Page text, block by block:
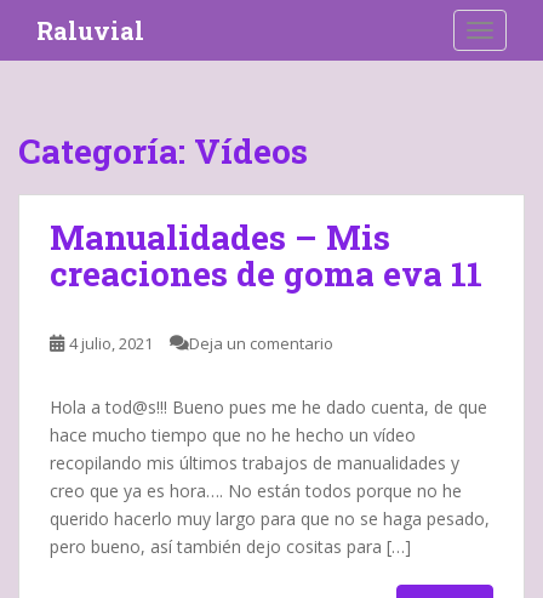
i
Raluvial
Categoría: Vídeos
Manualidades – Mis
creaciones de goma eva 11
4 julio, 2021 Deja un comentario
Hola a tod@s!!! Bueno pues me he dado cuenta, de que
hace mucho tiempo que no he hecho un vídeo
recopilando mis últimos trabajos de manualidades y
creo que ya es hora…. No están todos porque no he
querido hacerlo muy largo para que no se haga pesado,
pero bueno, así también dejo cositas para […]